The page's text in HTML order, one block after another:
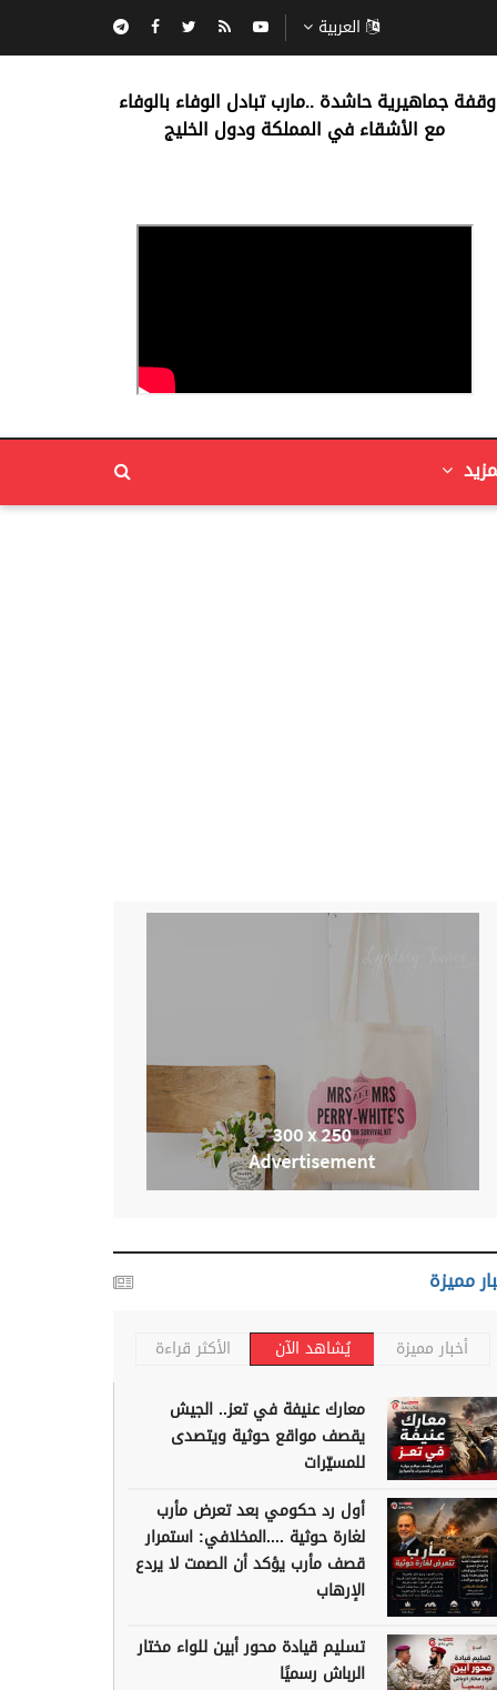
العربية
‏وقفة جماهيرية حاشدة ..مارب ‏تبادل الوفاء بالوفاء ‏
مع الأشقاء في المملكة ودول الخليج
مميزة
أخبار مميزة يُشاهد الآن الأكثر قراءة
معارك عنيفة في تعز.. الجيش
يقصف مواقع حوثية ويتصدى
للمسيّرات
أول رد حكومي بعد تعرض مأرب
لغارة حوثية ....المخلافي: استمرار
قصف مأرب يؤكد أن الصمت لا يردع
الإرهاب
تسليم قيادة محور أبين للواء مختار
الرباش رسميًا